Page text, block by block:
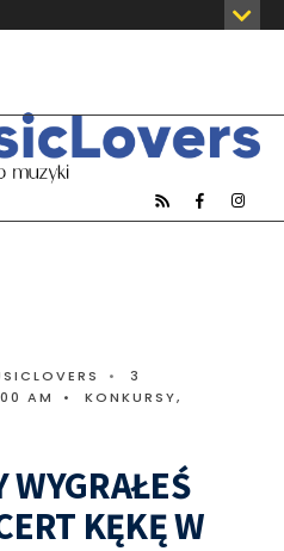
•
3
AM • KONKURSY,
WYGRAŁEŚ
KĘKĘ W